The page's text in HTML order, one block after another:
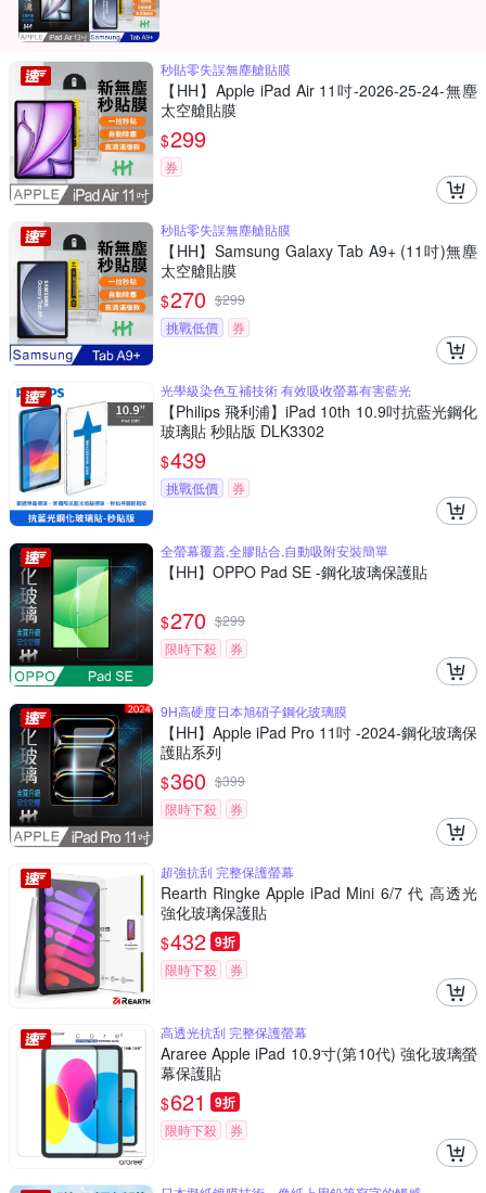
秒貼零失誤無塵艙貼膜
【HH】Apple iPad Air 11吋-2026-25-24-無塵
太空艙貼膜
$299
券
秒貼零失誤無塵艙貼膜
【HH】Samsung Galaxy Tab A9+ (11吋)無塵
太空艙貼膜
$270 $299
挑戰低價
券
光學級染色互補技術 有效吸收螢幕有害藍光
【Philips 飛利浦】iPad 10th 10.9吋抗藍光鋼化
玻璃貼 秒貼版 DLK3302
$439
挑戰低價 券
全螢幕覆蓋,全膠貼合,自動吸附安裝簡單
【HH】OPPO Pad SE -鋼化玻璃保護貼
$270 $299
限時下殺
券
9H高硬度日本旭硝子鋼化玻璃膜
【HH】Apple iPad Pro 11吋 -2024-鋼化玻璃保
護貼系列
$360 $399
限時下殺
券
超強抗刮 完整保護螢幕
Rearth Ringke Apple iPad Mini 6/7 代 高透光
強化玻璃保護貼
$432 9折
限時下殺 券
高透光抗刮 完整保護螢幕
Araree Apple iPad 10.9寸(第10代) 強化玻璃螢
幕保護貼
$621 9折
限時下殺 券